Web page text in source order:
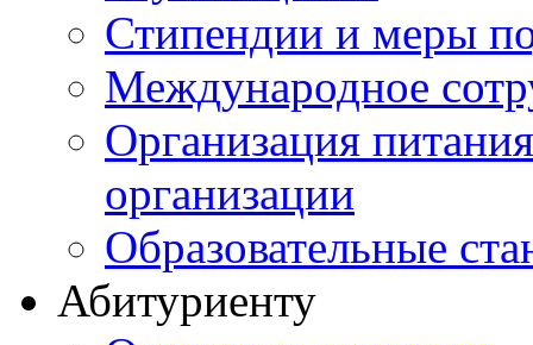
Стипендии и меры
Международное
Организация
организации
Образовательные
Абитуриенту